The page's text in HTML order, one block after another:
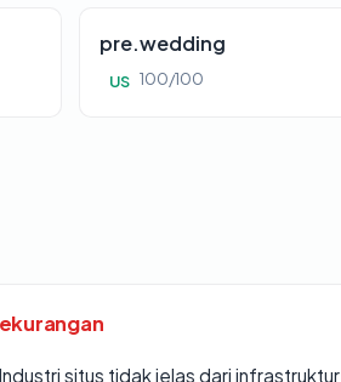
pre.wedding
US 100/100
Industri situs tidak jelas dari infrastruktur